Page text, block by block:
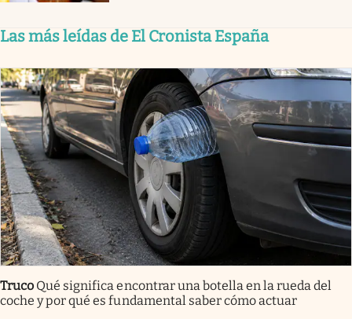
Las más leídas de El Cronista España
Truco Qué significa encontrar una botella en la rueda del
coche y por qué es fundamental saber cómo actuar